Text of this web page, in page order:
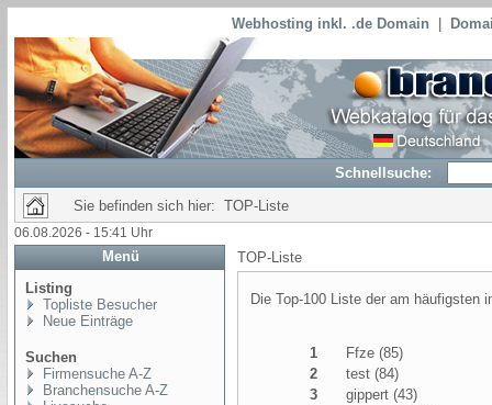
Webhosting inkl. .de Domain
Schnellsuche:
Sie befinden sich hier: TOP-Liste
06.08.2026 - 15:41 Uhr
Menü
Listing
Topliste Besucher
Neue Einträge
Suchen
Firmensuche A-Z
Branchensuche A-Z
TOP-Liste
Die Top-100 Liste der am häufigsten
1
Ffze (85)
2
test (84)
3
gippert (43)